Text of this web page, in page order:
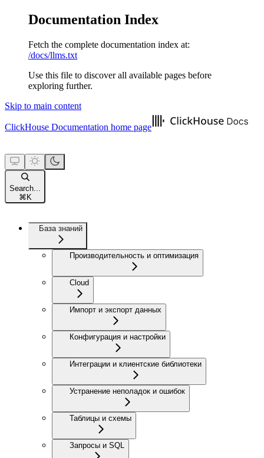
Documentation Index
Fetch the complete documentation index at:
/docs/llms.txt
Use this file to discover all available pages before
exploring further.
Skip to main content
ClickHouse Documentation home page
Search...
⌘ K
База знаний
Производительность и оптимизация
Cloud
Импорт и экспорт данных
Конфигурация и настройки
Интеграции и клиентские библиотеки
Устранение неполадок и ошибок
Таблицы и схемы
Запросы и SQL